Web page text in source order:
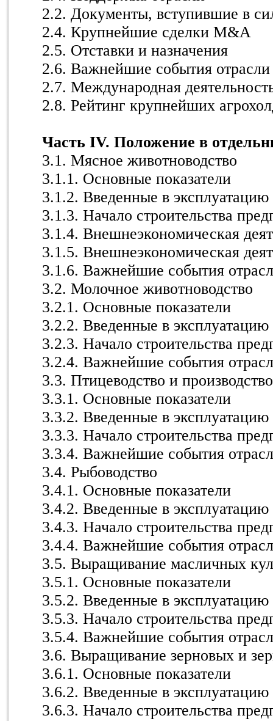
2.2. Документы, вступившие в
2.4. Крупнейшие сделки M&A
2.5. Отставки и назначения
2.6. Важнейшие события отрасли
2.7. Международная
2.8. Рейтинг крупнейших
Часть IV. Положение в
3.1. Мясное животноводство
3.1.1. Основные показатели
3.1.2. Введенные в эксплуатацию
3.1.3. Начало строительства
3.1.4. Внешнеэкономическая
3.1.5. Внешнеэкономическая
3.1.6. Важнейшие события
3.2. Молочное животноводство
3.2.1. Основные показатели
3.2.2. Введенные в эксплуатацию
3.2.3. Начало строительства
3.2.4. Важнейшие события
3.3. Птицеводство и
3.3.1. Основные показатели
3.3.2. Введенные в эксплуатацию
3.3.3. Начало строительства
3.3.4. Важнейшие события
3.4. Рыбоводство
3.4.1. Основные показатели
3.4.2. Введенные в эксплуатацию
3.4.3. Начало строительства
3.4.4. Важнейшие события
3.5. Выращивание масличных
3.5.1. Основные показатели
3.5.2. Введенные в эксплуатацию
3.5.3. Начало строительства
3.5.4. Важнейшие события
3.6. Выращивание зерновых и
3.6.1. Основные показатели
3.6.2. Введенные в эксплуатацию
3.6.3. Начало строительства